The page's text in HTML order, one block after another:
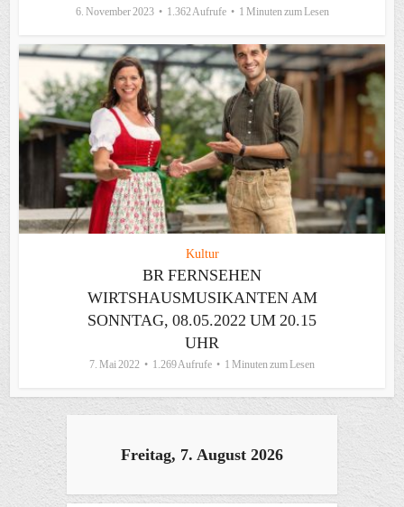
6. November 2023 1.362 Aufrufe 1 Minuten zum Lesen
Kultur
BR FERNSEHEN
WIRTSHAUSMUSIKANTEN AM
SONNTAG, 08.05.2022 UM 20.15
UHR
7. Mai 2022 1.269 Aufrufe 1 Minuten zum Lesen
Freitag, 7. August 2026